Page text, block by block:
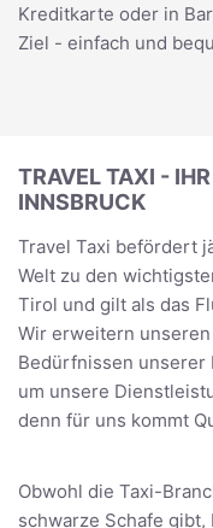
Kreditkarte oder in
Ziel - einfach und
TRAVEL TAXI -
INNSBRUCK
Travel Taxi befördert
Welt zu den
Tirol und gilt als das
Wir erweitern
Bedürfnissen unserer
um unsere
denn für uns kommt
Obwohl die Taxi-
schwarze Schafe